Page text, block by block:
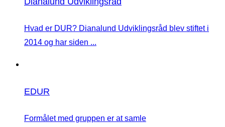
Hvad er DUR? Dianalund Udviklingsråd blev stiftet i
2014 og har siden ...
EDUR
Formålet med gruppen er at samle